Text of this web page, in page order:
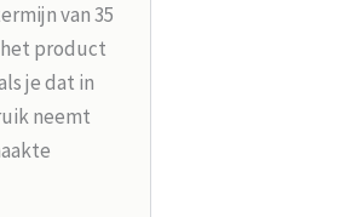
van 35
het product
je dat in
neemt